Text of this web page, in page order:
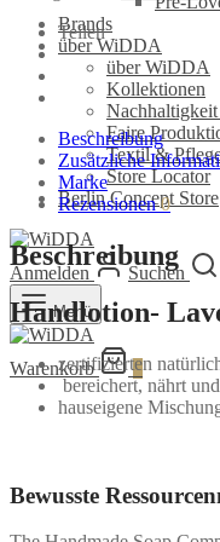
Brands
über WiDDA
über WiDDA
Kollektionen
Faire
Textil &
Store Locator
Berlin Concept Store
Anmelden Suchen
Menü
Warenkorb 0
Teilen
Beschreibung
Zusätzliche
Marke
Rezensionen0
Beschreibung
Handlotion-
zertifizierten
bereichert, nährt
hauseigene
Bewusste